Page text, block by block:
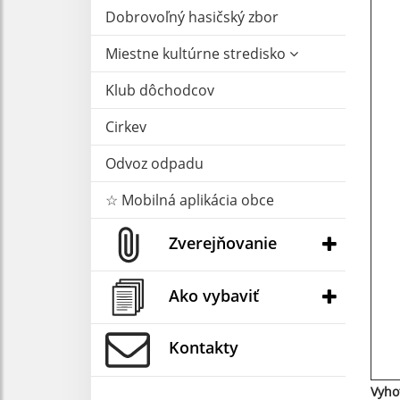
Dobrovoľný hasičský zbor
Miestne kultúrne stredisko
Klub dôchodcov
Cirkev
Odvoz odpadu
☆ Mobilná aplikácia obce
Zverejňovanie
Ako vybaviť
Kontakty